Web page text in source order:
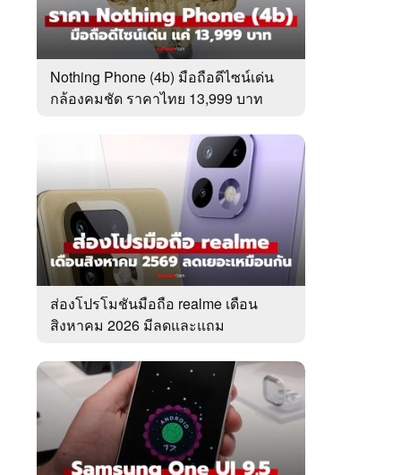
Nothing Phone (4b) มือถือดีไซน์เด่น
กล้องคมชัด ราคาไทย 13,999 บาท
ส่องโปรโมชันมือถือ realme เดือน
สิงหาคม 2026 มีลดและแถม